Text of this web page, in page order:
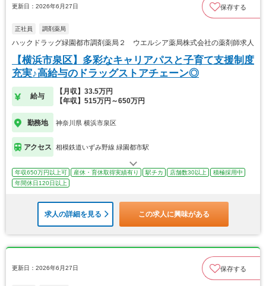
更新日：2026年6月27日 保存する
正社員 調剤薬局
ハックドラッグ緑園都市調剤薬局２ ウエルシア薬局株式会社の薬剤師求人
【横浜市泉区】多彩なキャリアパスと子育て支援制度
充実♪高給与のドラッグストアチェーン◎
給与
【月収】33.5万円
【年収】515万円～650万円
勤務地 神奈川県 横浜市泉区
アクセス 相模鉄道いずみ野線 緑園都市駅
年収650万円以上可 産休・育休取得実績有り 駅チカ 店舗数30以上
積極採用中
年間休日120日以上
求人の詳細を見る この求人に興味がある
更新日：2026年6月27日 保存する